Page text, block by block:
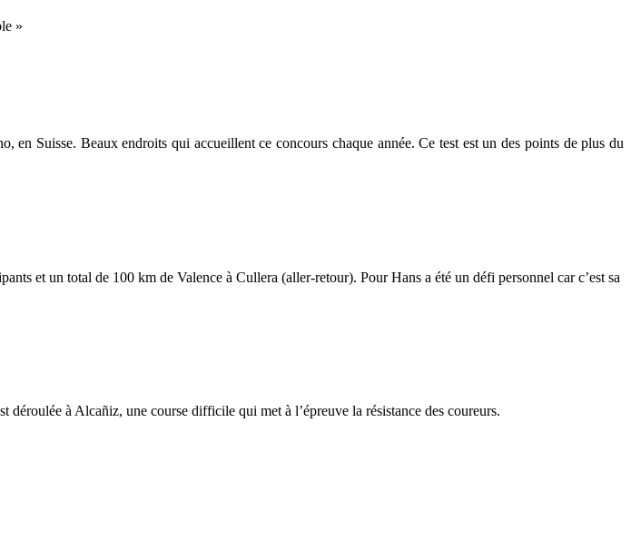
»
Suisse. Beaux endroits qui accueillent ce concours chaque année. Ce test est un des points de plus du
et un total de 100 km de Valence à Cullera (aller-retour). Pour Hans a été un défi personnel car c’est sa
à Alcañiz, une course difficile qui met à l’épreuve la résistance des coureurs.